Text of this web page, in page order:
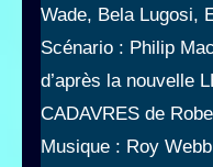
Wade, Bela Lugosi,
Scénario : Philip
d’après la nouvelle
CADAVRES de
Musique : Roy Webb